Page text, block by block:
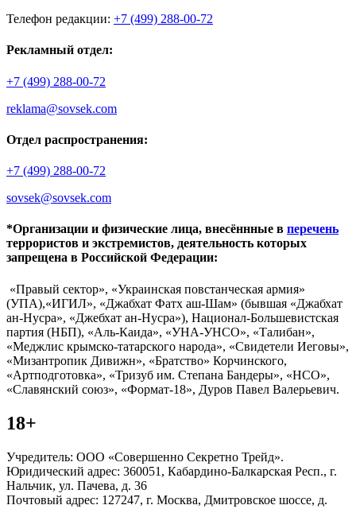
Телефон редакции: +7 (499) 288-00-72
Рекламный отдел:
+7 (499) 288-00-72
reklama@sovsek.com
Отдел распространения:
+7 (499) 288-00-72
sovsek@sovsek.com
*Организации и физические лица, внесённные в перечень
террористов и экстремистов, деятельность которых
запрещена в Российской Федерации:
«Правый сектор», «Украинская повстанческая армия»
(УПА),«ИГИЛ», «Джабхат Фатх аш-Шам» (бывшая «Джабхат
ан-Нусра», «Джебхат ан-Нусра»), Национал-Большевистская
партия (НБП), «Аль-Каида», «УНА-УНСО», «Талибан»,
«Меджлис крымско-татарского народа», «Свидетели Иеговы»,
«Мизантропик Дивижн», «Братство» Корчинского,
«Артподготовка», «Тризуб им. Степана Бандеры», «НСО»,
«Славянский союз», «Формат-18», Дуров Павел Валерьевич.
18+
Учредитель: ООО «Совершенно Секретно Трейд».
Юридический адрес: 360051, Кабардино-Балкарская Респ., г.
Нальчик, ул. Пачева, д. 36
Почтовый адрес: 127247, г. Москва, Дмитровское шоссе, д.